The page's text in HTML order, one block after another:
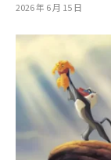
2026 年 6 月 15 日